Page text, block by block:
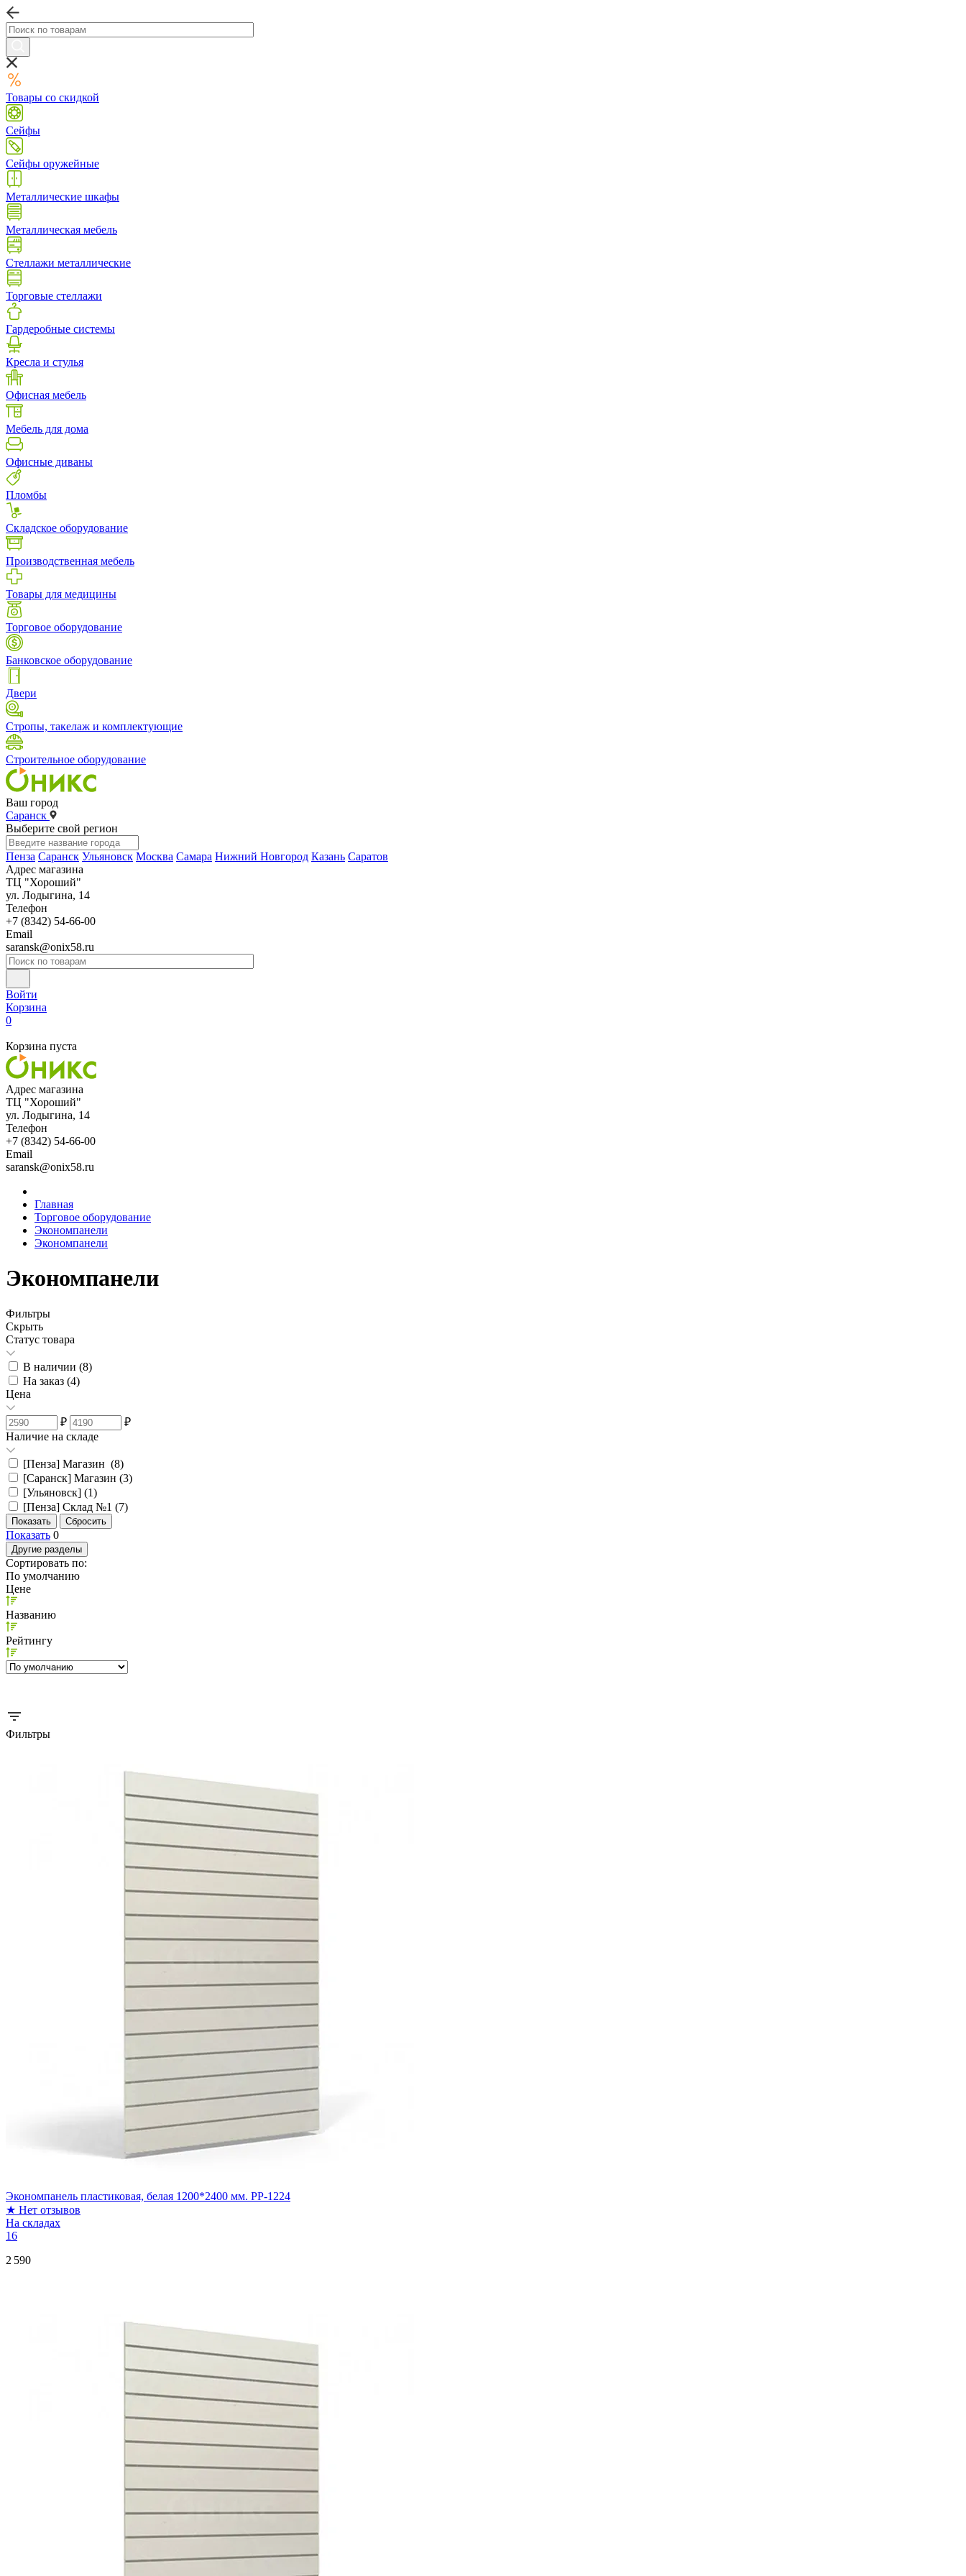
Товары со скидкой
Сейфы
Сейфы оружейные
Металлические шкафы
Металлическая мебель
Стеллажи металлические
Торговые стеллажи
Гардеробные системы
Кресла и стулья
Офисная мебель
Мебель для дома
Офисные диваны
Пломбы
Складское оборудование
Производственная мебель
Товары для медицины
Торговое оборудование
Банковское оборудование
Двери
Стропы, такелаж и комплектующие
Строительное оборудование
Ваш город
Саранск
Выберите свой регион
Пенза Саранск Ульяновск Москва Самара Нижний Новгород Казань Саратов
Адрес магазина
ТЦ "Хороший"
ул. Лодыгина, 14
Телефон
+7 (8342) 54-66-00
Email
saransk@onix58.ru
Войти
Корзина
0
Корзина пуста
Адрес магазина
ТЦ "Хороший"
ул. Лодыгина, 14
Телефон
+7 (8342) 54-66-00
Email
saransk@onix58.ru
Главная
Торговое оборудование
Экономпанели
Экономпанели
Экономпанели
Фильтры
Скрыть
Статус товара
В наличии (8)
На заказ (4)
Цена
₽
₽
Наличие на складе
[Пенза] Магазин (8)
[Саранск] Магазин (3)
[Ульяновск] (1)
[Пенза] Склад №1 (7)
Показать 0
Другие разделы
Сортировать по:
По умолчанию
Цене
Названию
Рейтингу
Фильтры
Экономпанель пластиковая, белая 1200*2400 мм. PP-1224
★ Нет отзывов
На складах
16
2 590